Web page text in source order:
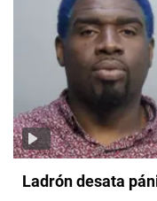
Ladrón desata